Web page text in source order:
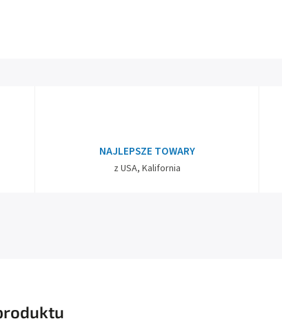
NAJLEPSZE TOWARY
z USA, Kalifornia